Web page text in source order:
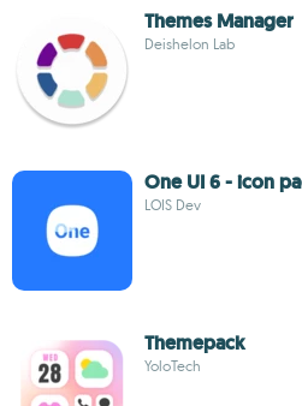
Themes Manager
Deishelon Lab
One UI 6 - icon
LOIS Dev
Themepack
YoloTech